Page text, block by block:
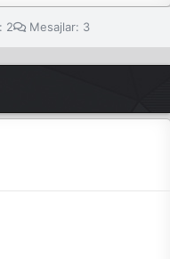
2 Mesajlar 3